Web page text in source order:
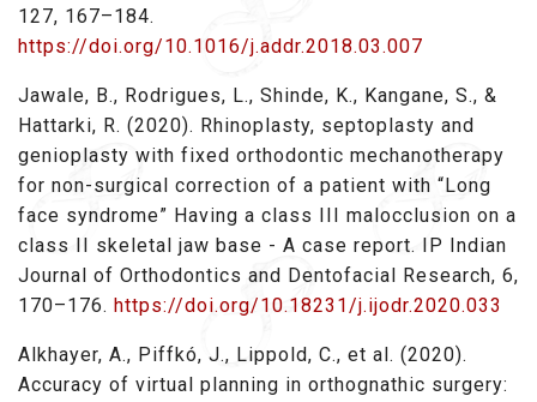
127, 167–184.
https://doi.org/10.1016/j.addr.2018.03.007
Jawale, B., Rodrigues, L., Shinde, K., Kangane, S., &
Hattarki, R. (2020). Rhinoplasty, septoplasty and
genioplasty with fixed orthodontic mechanotherapy
for non-surgical correction of a patient with “Long
face syndrome” Having a class III malocclusion on a
class II skeletal jaw base - A case report. IP Indian
Journal of Orthodontics and Dentofacial Research, 6,
170–176. https://doi.org/10.18231/j.ijodr.2020.033
Alkhayer, A., Piffkó, J., Lippold, C., et al. (2020).
Accuracy of virtual planning in orthognathic surgery: